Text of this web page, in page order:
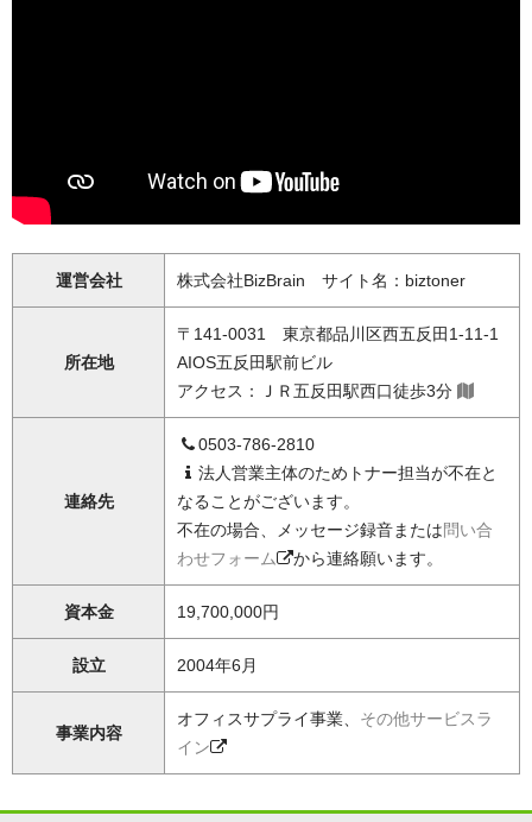
運営会社 株式会社BizBrain サイト名：biztoner
所在地
〒141-0031 東京都品川区西五反田1-11-1
AIOS五反田駅前ビル
アクセス：ＪＲ五反田駅西口徒歩3分
連絡先
0503-786-2810
法人営業主体のためトナー担当が不在と
なることがございます。
不在の場合、メッセージ録音または問い合
わせフォーム
から連絡願います。
資本金 19,700,000円
設立 2004年6月
事業内容
オフィスサプライ事業、 その他サービスラ
イン